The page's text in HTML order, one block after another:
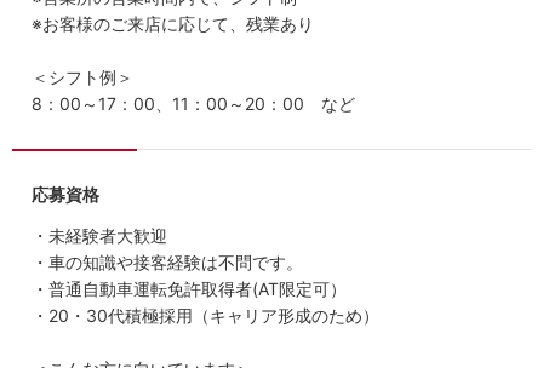
※お客様のご来店に応じて、残業あり
＜シフト例＞
8：00～17：00、11：00～20：00 など
応募資格
・未経験者大歓迎
・車の知識や接客経験は不問です。
・普通自動車運転免許取得者(AT限定可）
・20・30代積極採用（キャリア形成のため）